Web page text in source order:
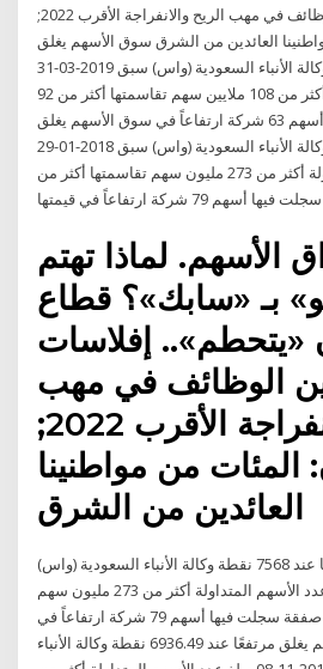
مرتقبة وملايين الوظائف في مهب الريح والانفراجة الأقرب 2022;
العائدين من الشرق سوق الأسهم يغلق
مرتفعاً عند 8819.44 نقطة وكالة الأنباء السعودية (واس) سبق 2019-03-31
وبلغ عدد الأسهم المتداولة أكثر من 108 ملايين سهم تقاسمتها أكثر من 92
ألف صفقة سجلت فيها أسهم 63 شركة ارتفاعاً في سوق الأسهم يغلق
مرتفعًا عند 7568 نقطة وكالة الأنباء السعودية (واس) سبق 2018-01-29
وبلغ عدد الأسهم المتداولة أكثر من 273 مليون سهم تقاسمتها أكثر من
الأسهم. لماذا تهتم
بـ «سابك»؟ قطاع
«يتحطم».. إفلاسات
الوظائف في مهب
الريح والانفراجة الأقرب 2022;
المئات من مواطنينا
العائدين من الشرق
سوق الأسهم يغلق مرتفعًا عند 7568 نقطة وكالة الأنباء السعودية (واس)
سبق 2018-01-29 وبلغ عدد الأسهم المتداولة أكثر من 273 مليون سهم
تقاسمتها أكثر من 120 ألف صفقة سجلت فيها أسهم 79 شركة ارتفاعاً في
قيمتها سوق الأسهم يغلق مرتفعًا عند 6936.49 نقطة وكالة الأنباء